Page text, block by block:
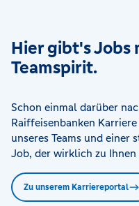
Hier gibt's Jobs
Teamspirit.
Schon einmal darüber
Raiffeisenbanken
unseres Teams und einer
Job, der wirklich zu Ihnen
Zu unserem Karriereportal